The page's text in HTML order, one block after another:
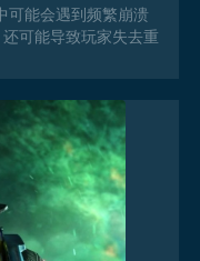
可能会遇到频繁崩溃
可能导致玩家失去重